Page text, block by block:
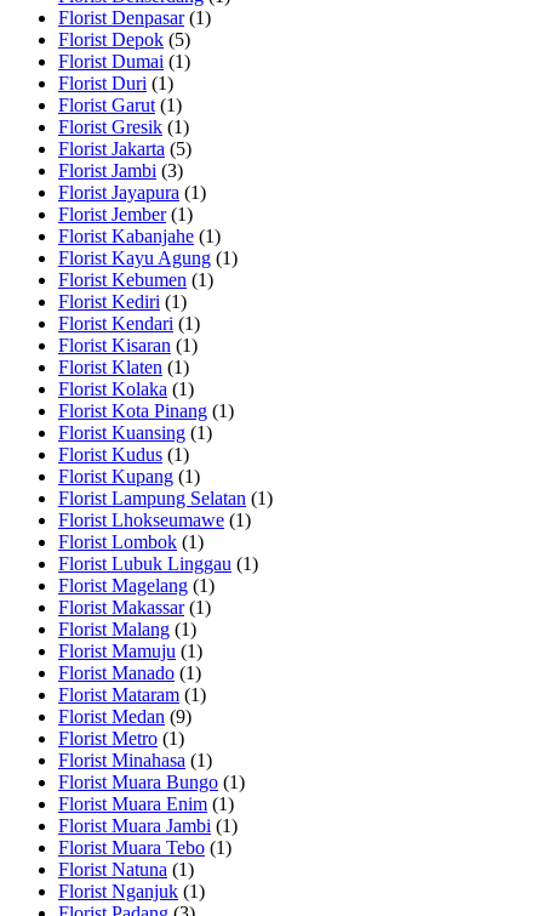
Florist Denpasar(1)
Florist Depok (5)
Florist Dumai (1)
Florist Duri (1)
Florist Garut (1)
Florist Gresik (1)
Florist Jakarta (5)
Florist Jambi (3)
Florist Jayapura (1)
Florist Jember(1)
Florist Kabanjahe (1)
Florist Kayu Agung (1)
Florist Kebumen (1)
Florist Kediri (1)
Florist Kendari (1)
Florist Kisaran (1)
Florist Klaten (1)
Florist Kolaka (1)
Florist Kota Pinang (1)
Florist Kuansing (1)
Florist Kudus (1)
Florist Kupang (1)
Florist Lampung Selatan (1)
Florist Lhokseumawe (1)
Florist Lombok (1)
Florist Lubuk Linggau (1)
Florist Magelang (1)
Florist Makassar(1)
Florist Malang (1)
Florist Mamuju (1)
Florist Manado (1)
Florist Mataram (1)
Florist Medan (9)
Florist Metro (1)
Florist Minahasa (1)
Florist Muara Bungo (1)
Florist Muara Enim (1)
Florist Muara Jambi (1)
Florist Muara Tebo (1)
Florist Natuna (1)
Florist Nganjuk (1)